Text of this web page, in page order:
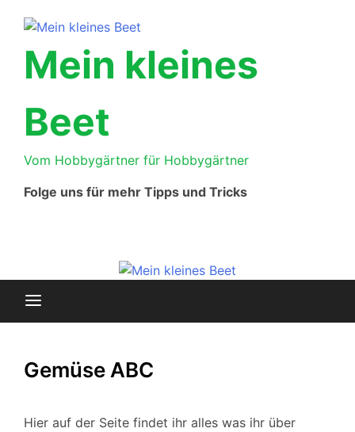
contentMein kleines
Beet
Vom Hobbygärtner für Hobbygärtner
Folge uns für mehr Tipps und Tricks
Gemüse ABC
Hier auf der Seite findet ihr alles was ihr über